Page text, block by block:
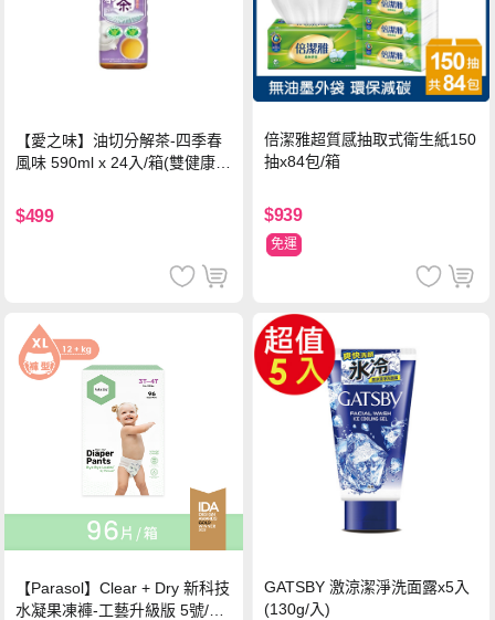
【愛之味】油切分解茶-四季春
風味 590ml x 24入/箱(雙健康認
$499
倍潔雅超質感抽取式衛生紙150
抽x84包/箱
$939
免運
【Parasol】Clear + Dry 新科技
水凝果凍褲-工藝升級版 5號/XL
GATSBY 激涼潔淨洗面露x5入
(130g/入)